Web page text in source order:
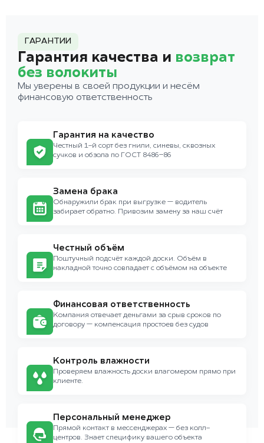
ГАРАНТИИ
Гарантия качества и возврат
без волокиты
Мы уверены в своей продукции и несём
финансовую ответственность
Гарантия на качество
Честный 1-й сорт без гнили, синевы, сквозных
сучков и обзола по ГОСТ 8486–86
Замена брака
Обнаружили брак при выгрузке — водитель
забирает обратно. Привозим замену за наш счёт
Честный объём
Поштучный подсчёт каждой доски. Объём в
накладной точно совпадает с объёмом на объекте
Финансовая ответственность
Компания отвечает деньгами за срыв сроков по
договору — компенсация простоев без судов
Контроль влажности
Проверяем влажность доски влагомером прямо при
клиенте.
Персональный менеджер
Прямой контакт в мессенджерах — без колл-
центров. Знает специфику вашего объекта